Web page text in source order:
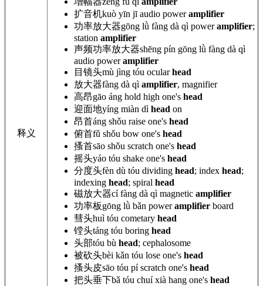
释义
扩音机kuò yīn jī audio poweramplifier
功率放大器gōng lǜ fàng dà qì poweramplifier;
station amplifier
声频功率放大器shēng pín gōng lǜ fàng dà qì
audio poweramplifier
目镜头mù jìng tóu ocularhead
放大器fàng dà qì amplifier, magnifier
高昂gāo áng hold high one's head
迎面地yíng miàn dì head on
昂首áng shǒu raise one's head
俯首fǔ shǒu bow one's head
搔首sāo shǒu scratch one's head
摇头yáo tóu shake one's head
分度头fèn dù tóu dividing head; index head;
indexing head; spiral head
磁放大器cí fàng dà qì magnetic amplifier
功率板gōng lǜ bǎn poweramplifier board
彗头huì tóu cometary head
镗头táng tóu boring head
头部tóu bù head; cephalosome
被砍头bèi kǎn tóu lose one's head
搔头皮sāo tóu pí scratch one's head
把头垂下bǎ tóu chuí xià hang one's head